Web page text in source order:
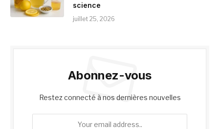
science
juillet 25, 2026
Abonnez-vous
Restez connecté à nos dernières nouvelles